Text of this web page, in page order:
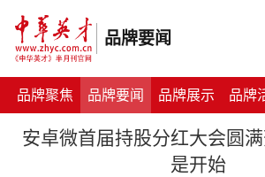
品牌要闻
品牌聚焦 品牌要闻 品牌展示 品牌
安卓微首届持股分红大会圆
是开始